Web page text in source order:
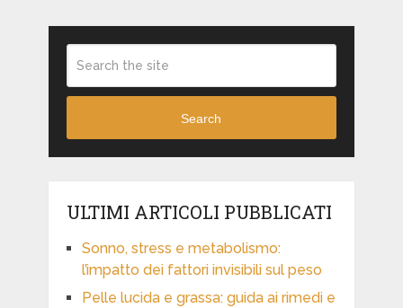
Search
ULTIMI ARTICOLI PUBBLICATI
Sonno, stress e metabolismo:
l’impatto dei fattori invisibili sul peso
Pelle lucida e grassa: guida ai rimedi e